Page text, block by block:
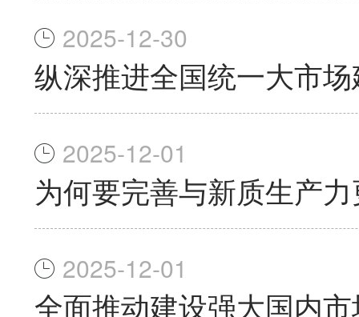
2025-12-30
纵深推进全国统一大市
2025-12-01
为何要完善与新质生产
2025-12-01
全面推动建设强大国内